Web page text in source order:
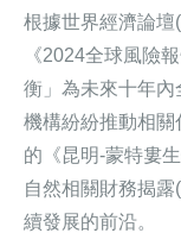
根據世界經濟論壇
《2024全球風險
衡」為未來十年
機構紛紛推動相
的《昆明-蒙特婁
自然相關財務揭
續發展的前沿。